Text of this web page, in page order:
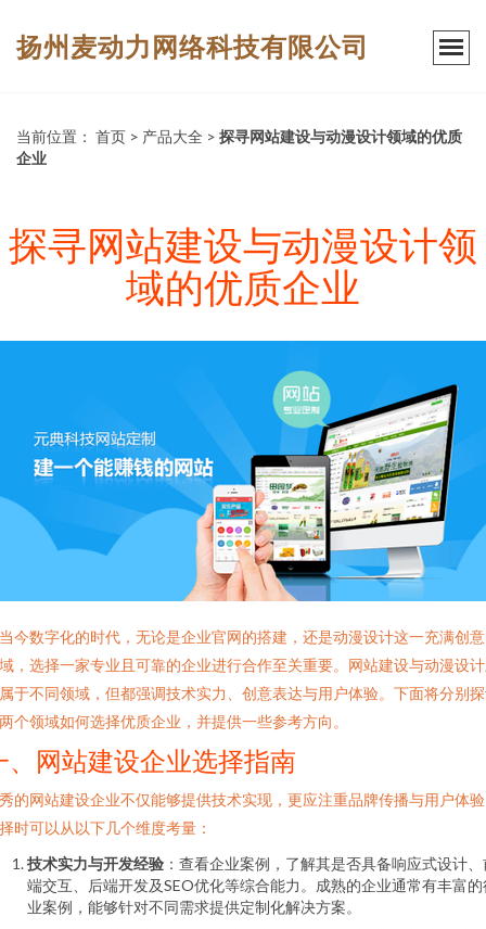
扬州麦动力网络科技有限公司
当前位置： 首页 > 产品大全 > 探寻网站建设与动漫设计领域的优质
企业
探寻网站建设与动漫设计领
域的优质企业
今数字化的时代，无论是企业官网的搭建，还是动漫设计这一充满创
，选择一家专业且可靠的企业进行合作至关重要。网站建设与动漫设
于不同领域，但都强调技术实力、创意表达与用户体验。下面将分别
个领域如何选择优质企业，并提供一些参考方向。
、网站建设企业选择指南
的网站建设企业不仅能够提供技术实现，更应注重品牌传播与用户体
时可以从以下几个维度考量：
技术实力与开发经验 ：查看企业案例，了解其是否具备响应式设计
端交互、后端开发及SEO优化等综合能力。成熟的企业通常有丰富的
业案例，能够针对不同需求提供定制化解决方案。